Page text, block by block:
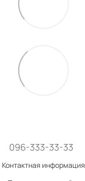
096-333-33-33
Контактная информация